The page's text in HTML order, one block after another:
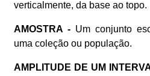
verticalmente, da base ao topo.
AMOSTRA - Um conjunto
uma coleção ou população.
AMPLITUDE DE UM